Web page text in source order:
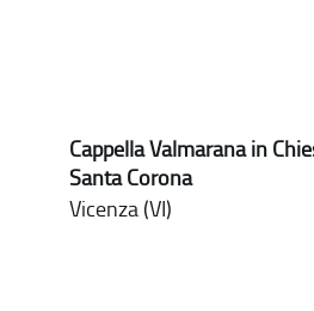
Cappella Valmarana in
Santa Corona
Vicenza (VI)